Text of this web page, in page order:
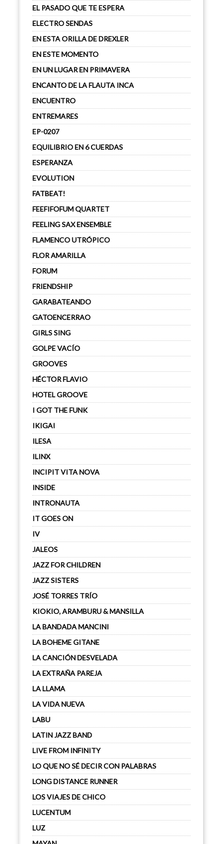
EL PASADO QUE TE ESPERA
ELECTRO SENDAS
EN ESTA ORILLA DE DREXLER
EN ESTE MOMENTO
EN UN LUGAR EN PRIMAVERA
ENCANTO DE LA FLAUTA INCA
ENCUENTRO
ENTREMARES
EP-0207
EQUILIBRIO EN 6 CUERDAS
ESPERANZA
EVOLUTION
FATBEAT!
FEEFIFOFUM QUARTET
FEELING SAX ENSEMBLE
FLAMENCO UTRÓPICO
FLOR AMARILLA
FORUM
FRIENDSHIP
GARABATEANDO
GATOENCERRAO
GIRLS SING
GOLPE VACÍO
GROOVES
HÉCTOR FLAVIO
HOTEL GROOVE
I GOT THE FUNK
IKIGAI
ILESA
ILINX
INCIPIT VITA NOVA
INSIDE
INTRONAUTA
IT GOES ON
IV
JALEOS
JAZZ FOR CHILDREN
JAZZ SISTERS
JOSÉ TORRES TRÍO
KIOKIO, ARAMBURU & MANSILLA
LA BANDADA MANCINI
LA BOHEME GITANE
LA CANCIÓN DESVELADA
LA EXTRAÑA PAREJA
LA LLAMA
LA VIDA NUEVA
LABU
LATIN JAZZ BAND
LIVE FROM INFINITY
LO QUE NO SÉ DECIR CON PALABRAS
LONG DISTANCE RUNNER
LOS VIAJES DE CHICO
LUCENTUM
LUZ